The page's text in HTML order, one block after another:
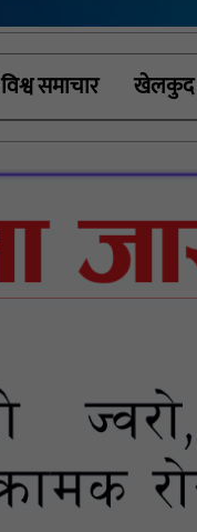
विश्व समाचार खेलकुद